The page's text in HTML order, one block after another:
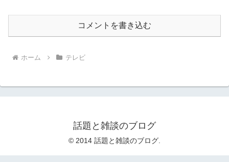
コメントを書き込む
ホーム テレビ
話題と雑談のブログ
© 2014 話題と雑談のブログ.